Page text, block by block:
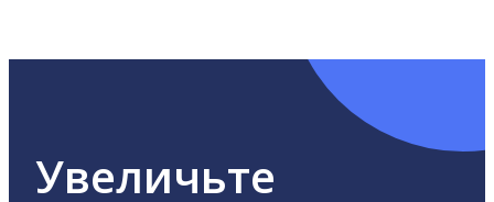
Увеличьте